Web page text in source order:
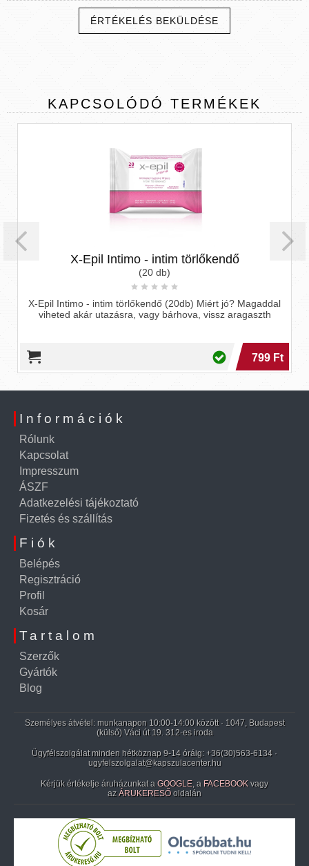
ÉRTÉKELÉS BEKÜLDÉSE
KAPCSOLÓDÓ TERMÉKEK
X-Epil Intimo - intim törlőkendő
(20 db)
X-Epil Intimo - intim törlőkendő (20db) Miért jó? Magaddal
viheted akár utazásra, vagy bárhova, vissz aragaszth
799 Ft
Információk
Rólunk
Kapcsolat
Impresszum
ÁSZF
Adatkezelési tájékoztató
Fizetés és szállítás
Fiók
Belépés
Regisztráció
Profil
Kosár
Tartalom
Szerzők
Gyártók
Blog
Személyes átvétel: munkanapon 10:00-14:00 között · 1047, Budapest
(külső) Váci út 19. 312-es iroda
Ügyfélszolgálat minden hétköznap 9-14 óráig: +36(30)563-6134 ·
ugyfelszolgalat@kapszulacenter.hu
Kérjük értékelje áruházunkat a GOOGLE, a FACEBOOK vagy
az ÁRUKERESŐ oldalán